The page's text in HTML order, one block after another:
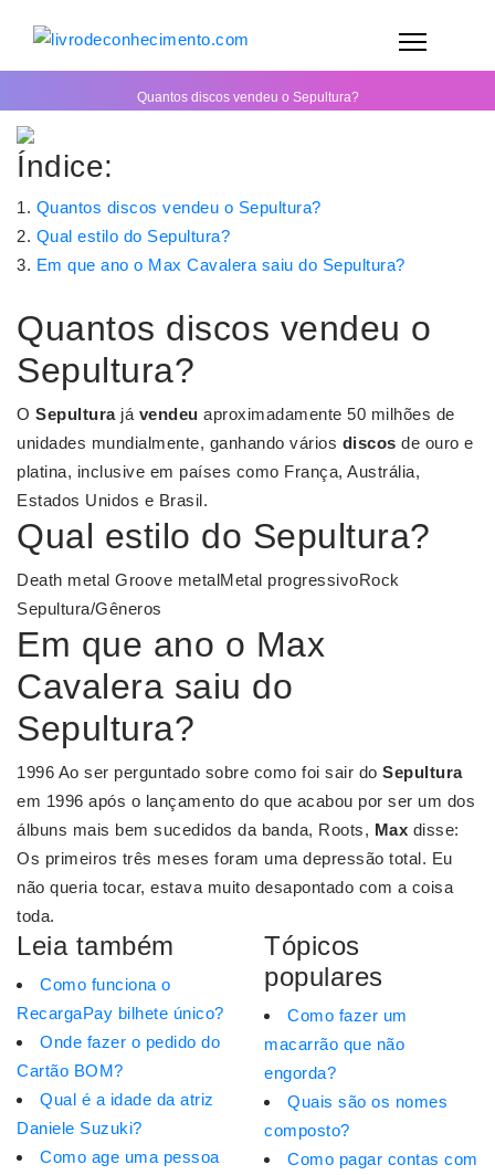
Quantos discos vendeu o Sepultura?
Índice:
Quantos discos vendeu o Sepultura?
Qual estilo do Sepultura?
Em que ano o Max Cavalera saiu do Sepultura?
Quantos discos vendeu o
Sepultura?
O Sepulturajá vendeu aproximadamente 50 milhões de
unidades mundialmente, ganhando vários discos de ouro e
platina, inclusive em países como França, Austrália,
Estados Unidos e Brasil.
Qual estilo do Sepultura?
Death metal Groove metalMetal progressivoRock
Sepultura/Gêneros
Em que ano o Max
Cavalera saiu do
Sepultura?
1996 Ao ser perguntado sobre como foi sair do Sepultura
em 1996 após o lançamento do que acabou por ser um dos
álbuns mais bem sucedidos da banda, Roots, Max disse:
Os primeiros três meses foram uma depressão total. Eu
não queria tocar, estava muito desapontado com a coisa
toda.
Leia também
Como funciona o
RecargaPay bilhete único?
Onde fazer o pedido do
Cartão BOM?
Qual é a idade da atriz
Daniele Suzuki?
Como age uma pessoa
Tópicos
populares
Como fazer um
macarrão que não
engorda?
Quais são os nomes
composto?
Como pagar contas com